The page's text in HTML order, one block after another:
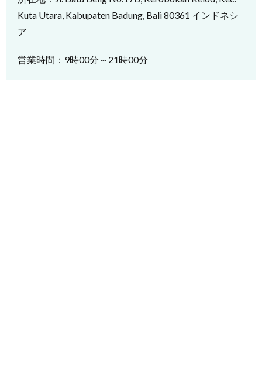
Kuta Utara, Kabupaten Badung, Bali 80361 インドネシ
ア
営業時間：9時00分～21時00分